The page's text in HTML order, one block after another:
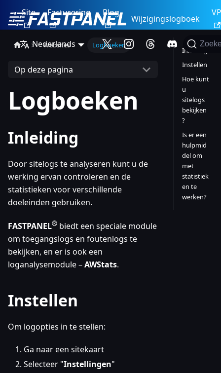
Site Facturering Blog
Wijzigingslogboek
Nederlands
Websites Logboeken
Op deze pagina
Logboeken
Inleiding
Door sitelogs te analyseren kunt u de
werking ervan controleren en de
statistieken voor verschillende
doeleinden gebruiken.
FASTPANEL® biedt een speciale module
om toegangslogs en foutenlogs te
bekijken, en er is ook een
loganalysemodule –AWStats.
Instellen
Om logopties in te stellen:
Ga naar een sitekaart
Selecteer "Instellingen"
Inleiding
Instellen
Hoe kunt
u
sitelogs
bekijken
?
Is er een
hulpmid
del om
met
statistiek
en te
werken?